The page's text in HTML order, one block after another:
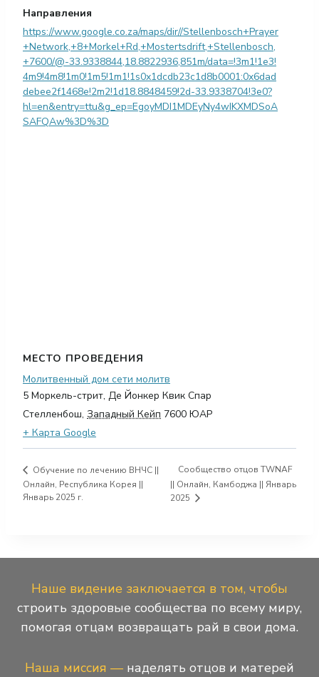
Направления
https://www.google.co.za/maps/dir//Stellenbosch+Prayer
+Network,+8+Morkel+Rd,+Mostertsdrift,+Stellenbosch,
+7600/@-33.9338844,18.8822936,851m/data=!3m1!1e3!
4m9!4m8!1m0!1m5!1m1!1s0x1dcdb23c1d8b0001:0x6dad
debee2f1468e!2m2!1d18.8848459!2d-33.9338704!3e0?
hl=en&entry=ttu&g_ep=EgoyMDI1MDEyNy4wIKXMDSoA
SAFQAw%3D%3D
МЕСТО ПРОВЕДЕНИЯ
Молитвенный дом сети молитв
5 Моркель-стрит, Де Йонкер Квик Спар
Стелленбош, Западный Кейп 7600 ЮАР
+ Карта Google
Обучение по лечению ВНЧС ||
Онлайн, Республика Корея ||
Январь 2025 г.
Сообщество отцов TWNAF
|| Онлайн, Камбоджа || Январь
2025
Наше видение заключается в том, чтобы
строить здоровые сообщества по всему миру,
помогая отцам возвращать рай в свои дома.
Наша миссия — наделять отцов и матерей